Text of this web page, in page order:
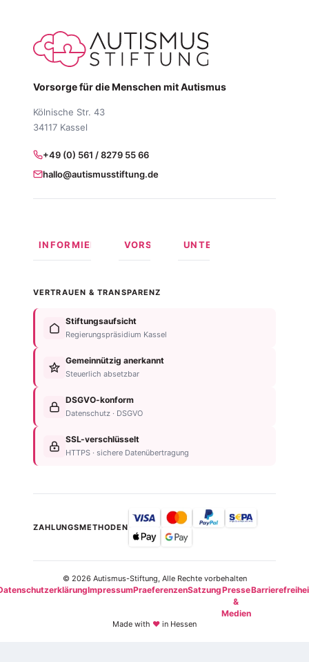
Vorsorge für die Menschen mit Autismus
Kölnische Str. 43
34117 Kassel
+49 (0) 561 / 8279 55 66
hallo@autismusstiftung.de
INFORMIEREN
Formen
Autismus
Anzeichen
Diagnose
Betroffene
Einrichtungsübersicht
VORSORGEN
Behindertentestament
Im
Testament
Nachlassplanung
Zustiftung
Kind
absichern
Vorteile
UNTERSTÜTZEN
VERTRAUEN & TRANSPARENZ
Stiftungsaufsicht
Regierungspräsidium Kassel
Gemeinnützig anerkannt
Steuerlich absetzbar
DSGVO-konform
Datenschutz · DSGVO
SSL-verschlüsselt
HTTPS · sichere Datenübertragung
ZAHLUNGSMETHODEN
© 2026 Autismus-Stiftung, Alle Rechte vorbehalten
ImpressumPraeferenzenSatzungPresse
&
Medien
Made with ♥ in Hessen